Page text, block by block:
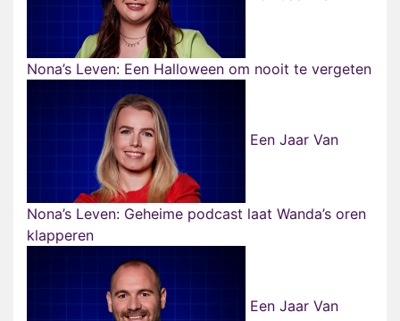
Nona’s Leven: Een Halloween om nooit te vergeten
Een Jaar Van
Nona’s Leven: Geheime podcast laat Wanda’s oren
klapperen
Een Jaar Van